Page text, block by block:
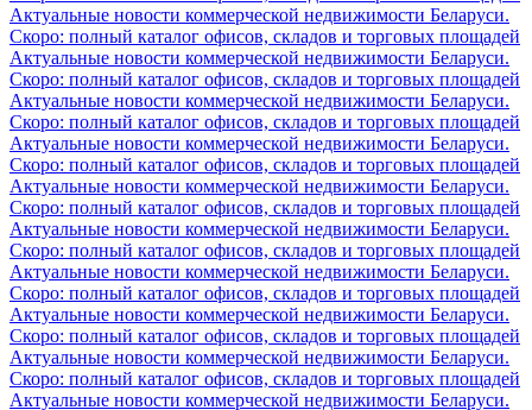
Актуальные новости коммерческой недвижимости Беларуси.
Скоро: полный каталог офисов, складов и торговых площадей
Актуальные новости коммерческой недвижимости Беларуси.
Скоро: полный каталог офисов, складов и торговых площадей
Актуальные новости коммерческой недвижимости Беларуси.
Скоро: полный каталог офисов, складов и торговых площадей
Актуальные новости коммерческой недвижимости Беларуси.
Скоро: полный каталог офисов, складов и торговых площадей
Актуальные новости коммерческой недвижимости Беларуси.
Скоро: полный каталог офисов, складов и торговых площадей
Актуальные новости коммерческой недвижимости Беларуси.
Скоро: полный каталог офисов, складов и торговых площадей
Актуальные новости коммерческой недвижимости Беларуси.
Скоро: полный каталог офисов, складов и торговых площадей
Актуальные новости коммерческой недвижимости Беларуси.
Скоро: полный каталог офисов, складов и торговых площадей
Актуальные новости коммерческой недвижимости Беларуси.
Скоро: полный каталог офисов, складов и торговых площадей
Актуальные новости коммерческой недвижимости Беларуси.